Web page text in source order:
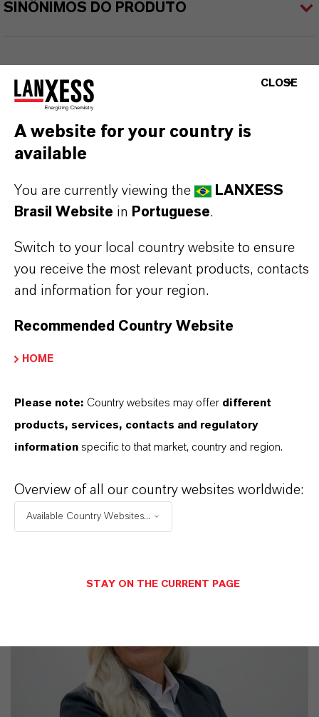
SINÔNIMOS DO PRODUTO
Jarinu
+55 114016-8002
ENVIAR UMA MENSAGEM
CLOSE
A website for your country is
available
You are currently viewing the
LANXESS
Brasil Website in Portuguese.
Switch to your local country website to ensure
you receive the most relevant products, contacts
and information for your region.
Recommended Country Website
HOME
Please note: Country websites may offer different
products, services, contacts and regulatory
information specific to that market, country and region.
Overview of all our country websites worldwide:
Available Country Websites...
STAY ON THE CURRENT PAGE